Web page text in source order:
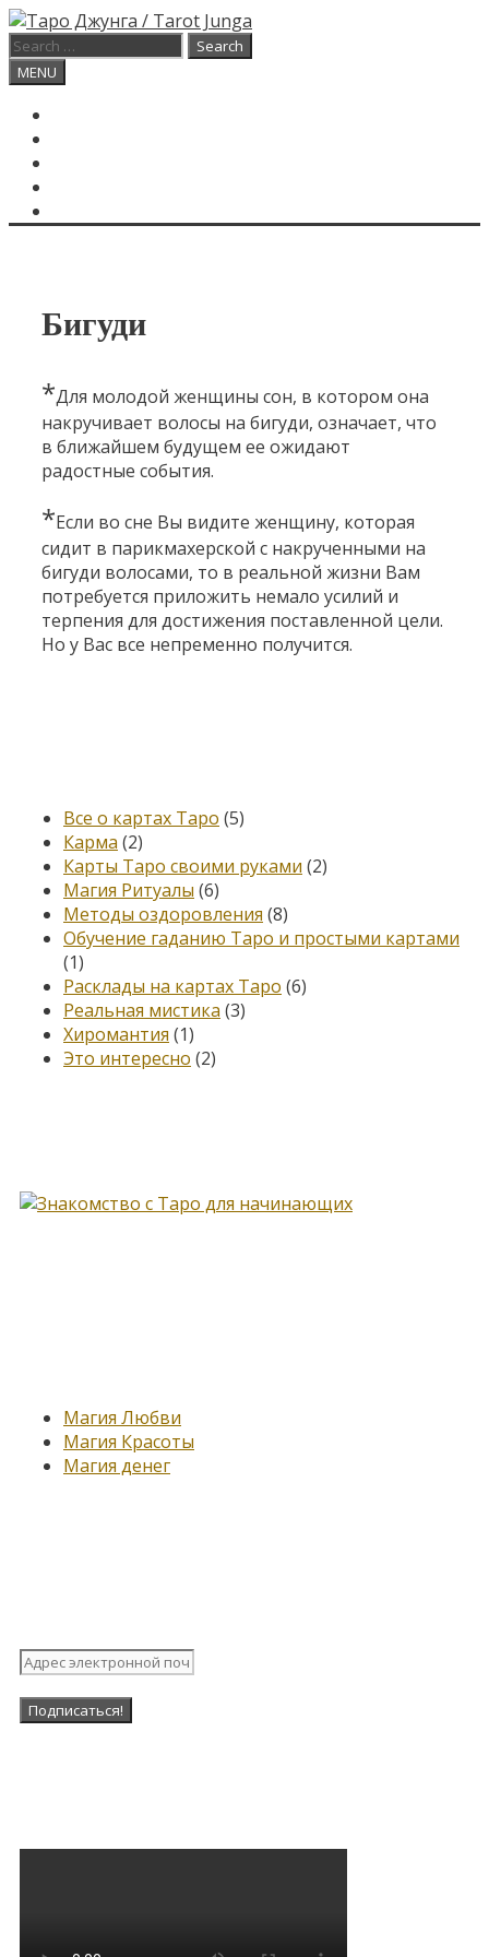
Skip
to
content
Search
for:
Search
MENU
Бигуди
*Для молодой женщины сон, в котором она
накручивает волосы на бигуди, означает, что
в ближайшем будущем ее ожидают
радостные события.
*Если во сне Вы видите женщину, которая
сидит в парикмахерской с накрученными на
бигуди волосами, то в реальной жизни Вам
потребуется приложить немало усилий и
терпения для достижения поставленной цели.
Но у Вас все непременно получится.
Все о картах Таро (5)
Карма (2)
Карты Таро своими руками (2)
Магия Ритуалы (6)
Методы оздоровления (8)
Обучение гаданию Таро и простыми картами
(1)
Расклады на картах Таро (6)
Реальная мистика (3)
Хиромантия (1)
Это интересно (2)
Магия Любви
Магия Красоты
Магия денег